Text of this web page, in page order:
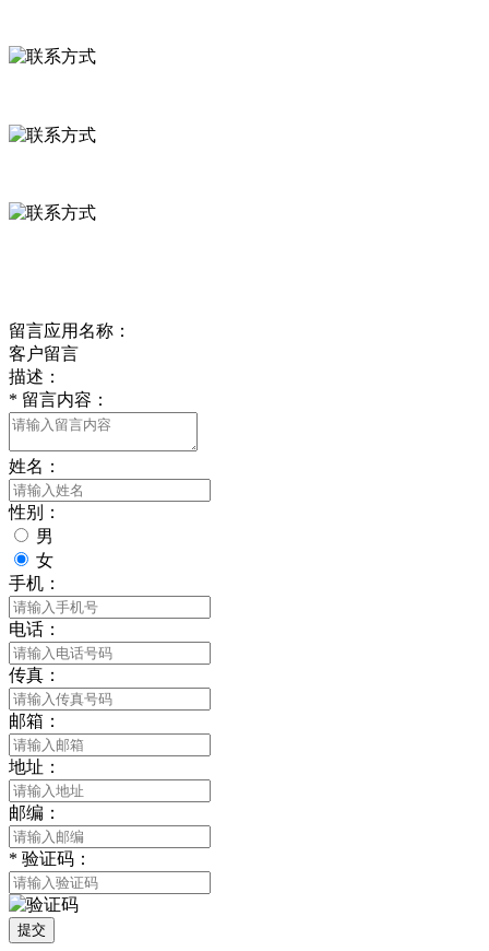
留言应用名称：
客户留言
描述：
* 留言内容：
姓名：
性别：
男
女
手机：
电话：
传真：
邮箱：
地址：
邮编：
* 验证码：
提交